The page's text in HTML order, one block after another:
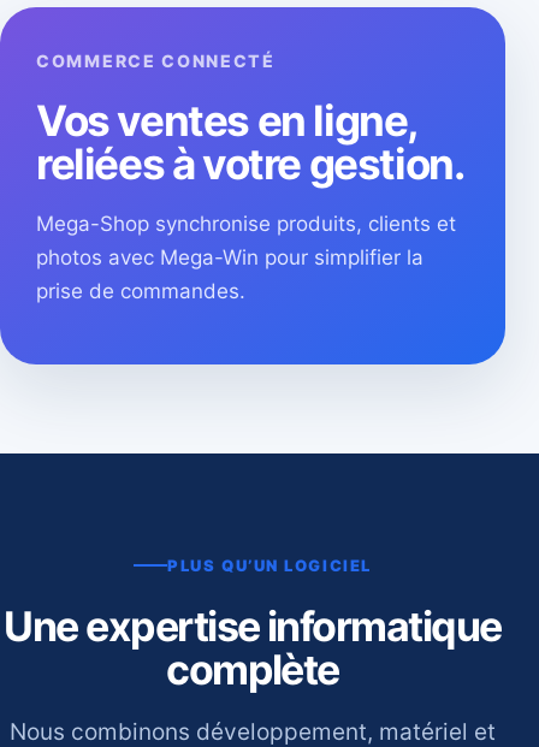
COMMERCE CONNECTÉ
Vos ventes en ligne,
reliées à votre gestion.
Mega-Shop synchronise produits, clients et
photos avec Mega-Win pour simplifier la
prise de commandes.
PLUS QU’UN LOGICIEL
Une expertise informatique
complète
Nous combinons développement, matériel et